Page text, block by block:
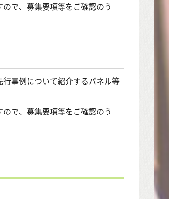
で、募集要項等をご確認のう
事例について紹介するパネル等
で、募集要項等をご確認のう